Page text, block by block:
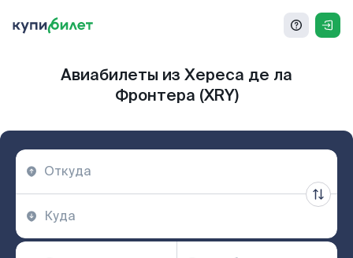
Авиабилеты из Хереса де ла
Фронтера (XRY)